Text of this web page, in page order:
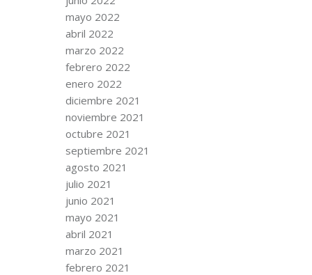
mayo 2022
abril 2022
marzo 2022
febrero 2022
enero 2022
diciembre 2021
noviembre 2021
octubre 2021
septiembre 2021
agosto 2021
julio 2021
junio 2021
mayo 2021
abril 2021
marzo 2021
febrero 2021